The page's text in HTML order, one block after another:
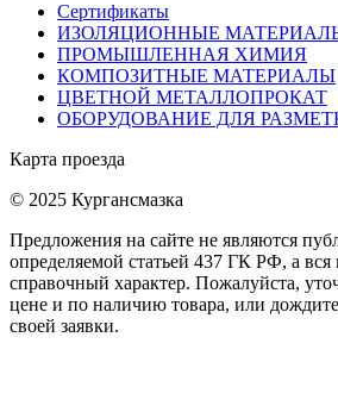
Сертификаты
ИЗОЛЯЦИОННЫЕ
ПРОМЫШЛЕННАЯ ХИМИЯ
КОМПОЗИТНЫЕ МАТЕРИАЛЫ
ЦВЕТНОЙ МЕТАЛЛОПРОКАТ
ОБОРУДОВАНИЕ ДЛЯ
Карта проезда
© 2025 Кургансмазка
Предложения на сайте не являются
определяемой статьей 437 ГК РФ, а
справочный характер. Пожалуйста,
цене и по наличию товара, или
своей заявки.